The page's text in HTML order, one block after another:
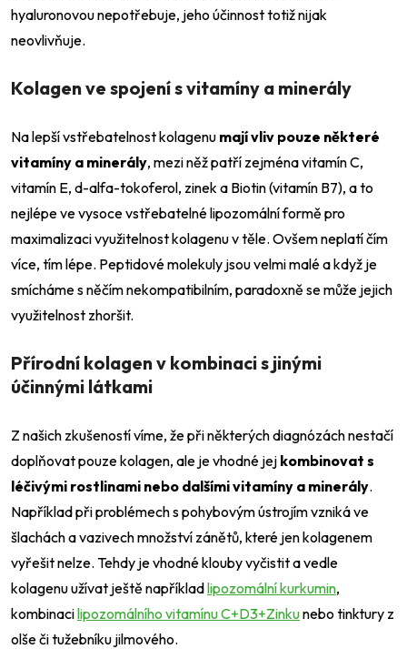
hyaluronovou nepotřebuje, jeho účinnost totiž nijak
neovlivňuje.
Kolagen ve spojení s vitamíny a minerály
Na lepší vstřebatelnost kolagenu mají vliv pouze některé
vitamíny a minerály, mezi něž patří zejména vitamín C,
vitamín E, d-alfa-tokoferol, zinek a Biotin (vitamín B7), a to
nejlépe ve vysoce vstřebatelné lipozomální formě pro
maximalizaci využitelnost kolagenu v těle. Ovšem neplatí čím
více, tím lépe. Peptidové molekuly jsou velmi malé a když je
smícháme s něčím nekompatibilním, paradoxně se může jejich
využitelnost zhoršit.
Přírodní kolagen v kombinaci s jinými
účinnými látkami
Z našich zkušeností víme, že při některých diagnózách nestačí
doplňovat pouze kolagen, ale je vhodné jej kombinovat s
léčivými rostlinami nebo dalšími vitamíny a minerály.
Například při problémech s pohybovým ústrojím vzniká ve
šlachách a vazivech množství zánětů, které jen kolagenem
vyřešit nelze. Tehdy je vhodné klouby vyčistit a vedle
kolagenu užívat ještě napříkladlipozomální kurkumin,
kombinacilipozomálního vitamínu C+D3+Zinkunebo tinktury z
olše či tužebníku jilmového.